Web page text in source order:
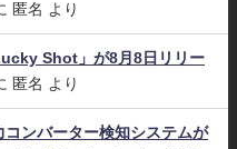
匿名 より
Shot」が8月8日リリー
匿名 より
ンバーター検知システムが